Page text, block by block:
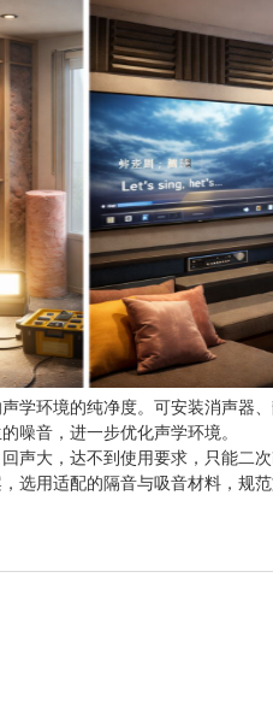
学环境的纯净度。可安装消声器
噪音，进一步优化声学环境。
大，达不到使用要求，只能二
选用适配的隔音与吸音材料，规